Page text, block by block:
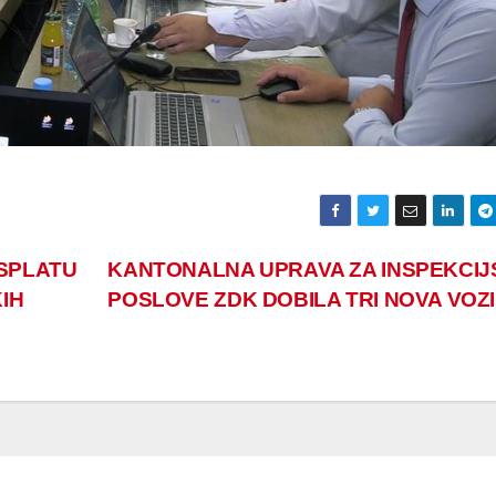
KANTONALNA UPRAVA ZA
POSLOVE ZDK DOBILA TRI NOVA